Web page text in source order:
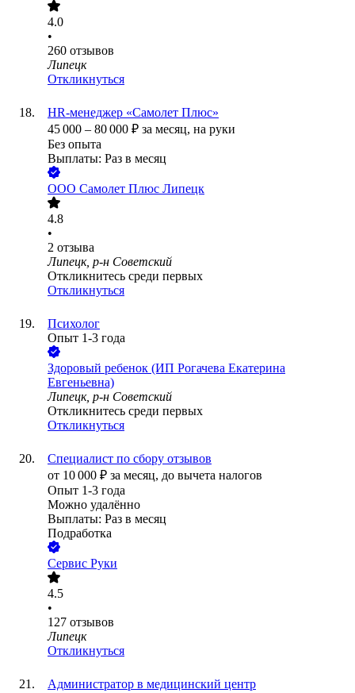
4.0
•
260 отзывов
Липецк
Откликнуться
HR-менеджер «Самолет Плюс»
45 000 – 80 000 ₽ за месяц, на руки
Без опыта
Выплаты: Раз в месяц
ООО Самолет Плюс Липецк
4.8
•
2 отзыва
Липецк, р-н Советский
Откликнитесь среди первых
Откликнуться
Психолог
Опыт 1-3 года
Здоровый ребенок (ИП Рогачева Екатерина
Евгеньевна)
Липецк, р-н Советский
Откликнитесь среди первых
Откликнуться
Специалист по сбору отзывов
от 10 000 ₽ за месяц, до вычета налогов
Опыт 1-3 года
Можно удалённо
Выплаты: Раз в месяц
Подработка
Сервис Руки
4.5
•
127 отзывов
Липецк
Откликнуться
Администратор в медицинский центр